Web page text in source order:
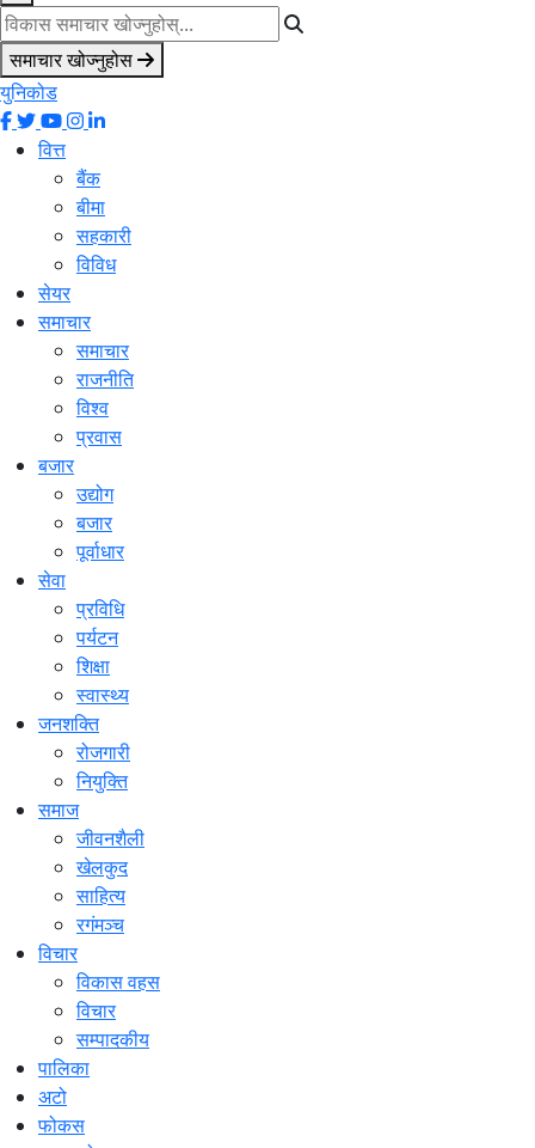
समाचार खोज्नुहोस
युनिकोड
वित्त
बैंक
बीमा
सहकारी
विविध
सेयर
समाचार
समाचार
राजनीति
विश्व
प्रवास
बजार
उद्योग
बजार
पूर्वाधार
सेवा
प्रविधि
पर्यटन
शिक्षा
स्वास्थ्य
जनशक्ति
रोजगारी
नियुक्ति
समाज
जीवनशैली
खेलकुद
साहित्य
रगंमञ्च
विचार
विकास वहस
विचार
सम्पादकीय
पालिका
अटो
फोकस